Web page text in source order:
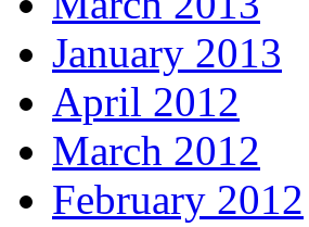
January 2013
April 2012
March 2012
February 2012